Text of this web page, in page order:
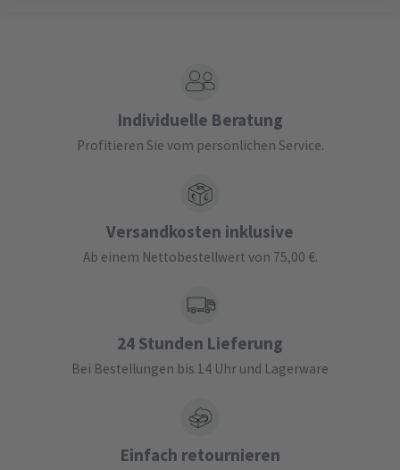
Individuelle Beratung
Profitieren Sie vom persönlichen Service.
Versandkosten inklusive
Ab einem Nettobestellwert von 75,00 €.
24 Stunden Lieferung
Bei Bestellungen bis 14 Uhr und Lagerware
Einfach retournieren